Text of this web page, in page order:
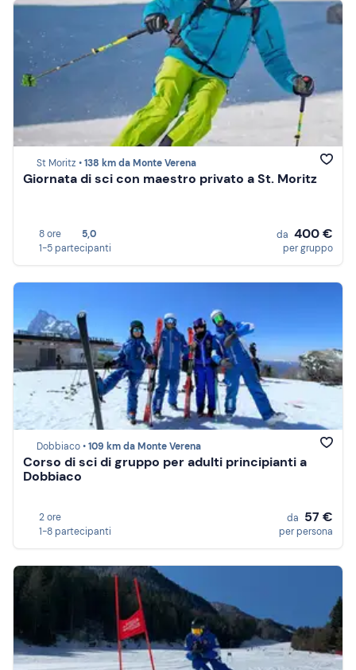
St Moritz •138 km da Monte Verena
Giornata di sci con maestro privato a St. Moritz
8 ore
5,0
1-5 partecipanti
da 400 €
per gruppo
Dobbiaco •109 km da Monte Verena
Corso di sci di gruppo per adulti principianti a
Dobbiaco
2 ore
1-8 partecipanti
da 57 €
per persona